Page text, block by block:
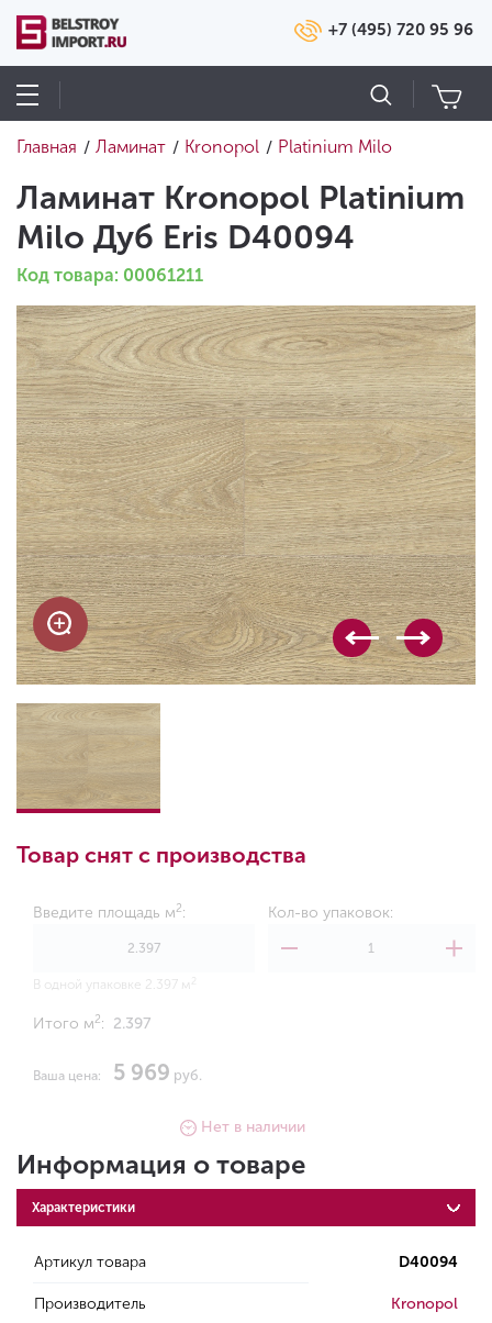
+7 (495) 720 95 96
Главная / Ламинат / Kronopol / Platinium Milo
Ламинат Kronopol Platinium
Milo Дуб Eris D40094
Код товара: 00061211
Товар снят с производства
Введите площадь м2: Кол-во упаковок:
В одной упаковке 2.397 м
Итого м2: 2.397
Ваша цена: 5 969 руб.
Нет в наличии
Информация о товаре
Характеристики
Артикул товара D40094
Производитель Kronopol